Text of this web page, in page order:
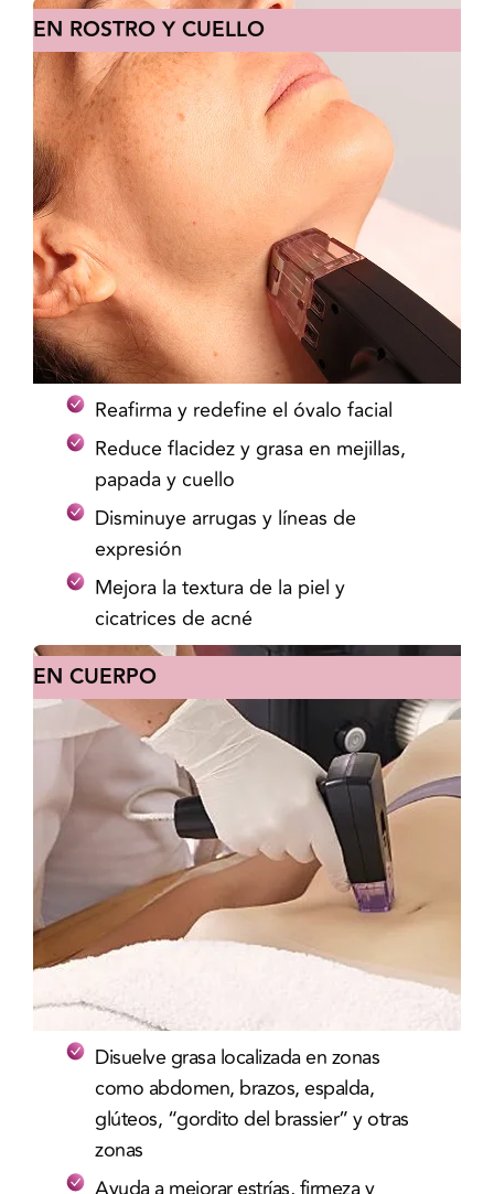
EN ROSTRO Y CUELLO
Reafirma y redefine el óvalo facial
Reduce flacidez y grasa en mejillas,
papada y cuello
Disminuye arrugas y líneas de
expresión
Mejora la textura de la piel y
cicatrices de acné
EN CUERPO
Disuelve grasa localizada en zonas
como abdomen, brazos, espalda,
glúteos, “gordito del brassier” y otras
zonas